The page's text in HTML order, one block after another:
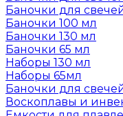
Баночки для
Баночки 100 мл
Баночки 130 мл
Баночки 65 мл
Наборы 130 мл
Наборы 65мл
Баночки для
Воскоплавы и